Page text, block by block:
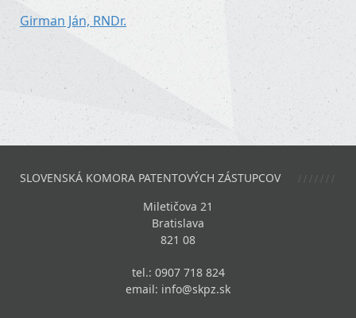
Girman Ján, RNDr.
SLOVENSKÁ KOMORA PATENTOVÝCH ZÁSTUPCOV
Miletičova 21
Bratislava
821 08
tel.: 0907 718 824
email: info@skpz.sk